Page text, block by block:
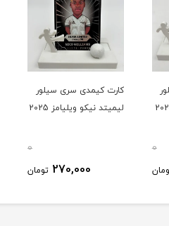
0
کارت کیمدی سری سیلور
لیمیتد نیکو ویلیامز 2025
0
270,000 تومان